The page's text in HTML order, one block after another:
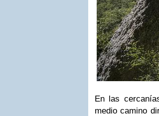
En las
medio camino